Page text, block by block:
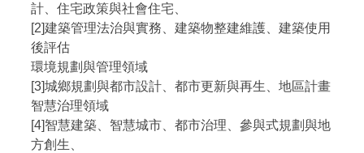
計、住宅政策與社會住宅、
[2]建築管理法治與實務、建築物整建維護、建築使用
後評估
環境規劃與管理領域
[3]城鄉規劃與都市設計、都市更新與再生、地區計畫
智慧治理領域
[4]智慧建築、智慧城市、都市治理、參與式規劃與地
方創生、